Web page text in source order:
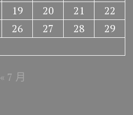
19 20 21
22
26 27 28
29
« 7 月